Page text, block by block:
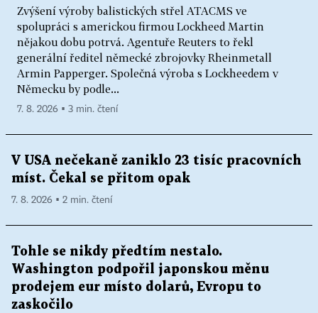
Zvýšení výroby balistických střel ATACMS ve
spolupráci s americkou firmou Lockheed Martin
nějakou dobu potrvá. Agentuře Reuters to řekl
generální ředitel německé zbrojovky Rheinmetall
Armin Papperger. Společná výroba s Lockheedem v
Německu by podle...
7. 8. 2026 ▪ 3 min. čtení
V USA nečekaně zaniklo 23 tisíc pracovních
míst. Čekal se přitom opak
7. 8. 2026 ▪ 2 min. čtení
Tohle se nikdy předtím nestalo.
Washington podpořil japonskou měnu
prodejem eur místo dolarů, Evropu to
zaskočilo